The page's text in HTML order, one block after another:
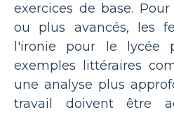
exercices de base.
ou plus avancés, les
l'ironie pour le lycée
exemples littéraires
une analyse plus
travail doivent être